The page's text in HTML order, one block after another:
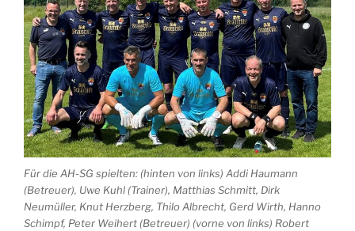
Für die AH-SG spielten: (hinten von links) Addi Haumann
(Betreuer), Uwe Kuhl (Trainer), Matthias Schmitt, Dirk
Neumüller, Knut Herzberg, Thilo Albrecht, Gerd Wirth, Hanno
Schimpf, Peter Weihert (Betreuer) (vorne von links) Robert